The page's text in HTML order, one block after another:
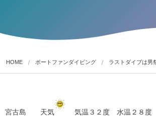
HOME ボートファンダイビング ラストダイブは男
宮古島 天気 気温３２度 水温２８度